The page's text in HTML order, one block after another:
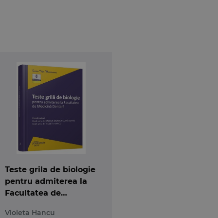
de admitere la cele doua specializari ale
din Bucuresti. Grilele au fost realizate cu 1-2
clasa a XI-a”, Editura Corint, 2008, autori
Teste grila de biologie
pentru admiterea la
Facultatea de
Violeta Hancu